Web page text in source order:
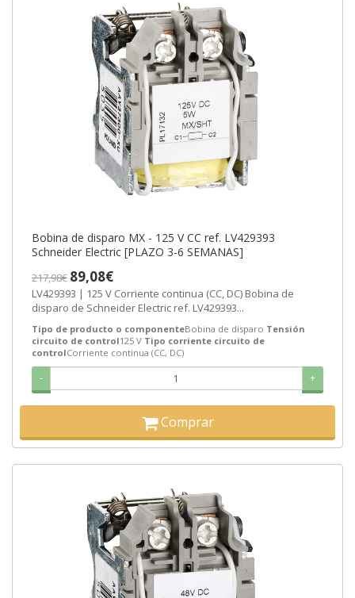
Bobina de disparo MX - 125 V CC ref. LV429393
Schneider Electric [PLAZO 3-6 SEMANAS]
217,98€ 89,08€
LV429393 | 125 V Corriente continua (CC, DC) Bobina de
disparo de Schneider Electric ref. LV429393...
Tipo de producto o componenteBobina de disparo Tensión
circuito de control125 V Tipo corriente circuito de
controlCorriente continua (CC, DC)
- +
Comprar